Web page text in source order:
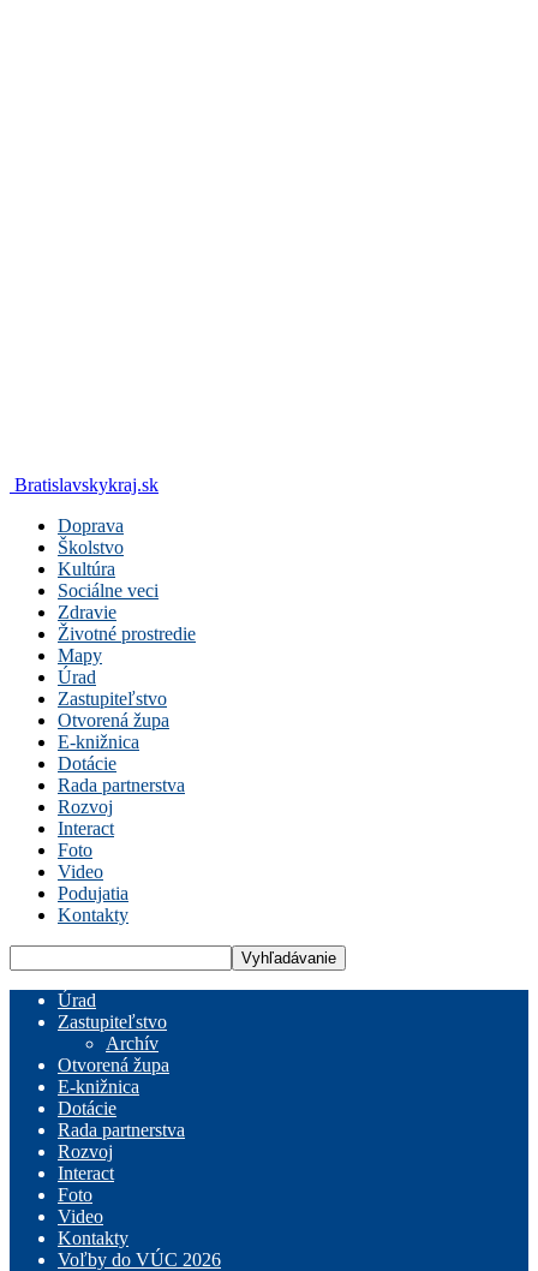
Bratislavskykraj.sk
Doprava
Školstvo
Kultúra
Sociálne veci
Zdravie
Životné prostredie
Mapy
Úrad
Zastupiteľstvo
Otvorená župa
E-knižnica
Dotácie
Rada partnerstva
Rozvoj
Interact
Foto
Video
Podujatia
Kontakty
Úrad
Zastupiteľstvo
Archív
Otvorená župa
E-knižnica
Dotácie
Rada partnerstva
Rozvoj
Interact
Foto
Video
Kontakty
Voľby do VÚC 2026